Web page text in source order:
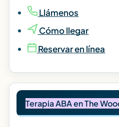
Llámenos
Cómo llegar
Reservar en línea
Terapia ABA en The